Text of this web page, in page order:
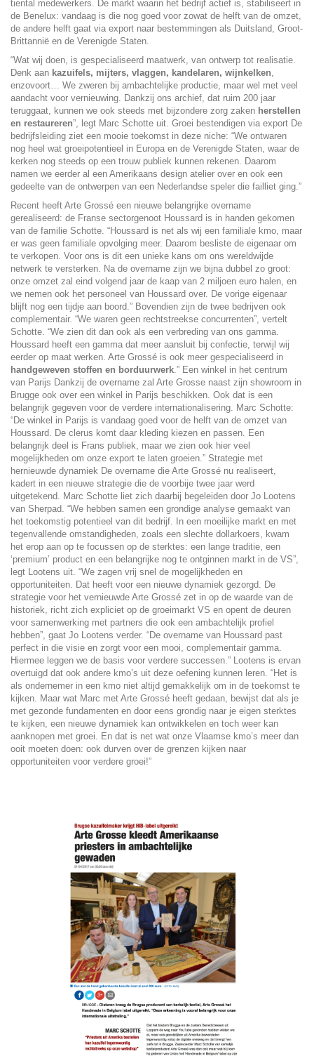
tiental medewerkers. De markt waarin het bedrijf actief is, stabiliseert in
de Benelux: vandaag is die nog goed voor zowat de helft van de omzet,
de andere helft gaat via export naar bestemmingen als Duitsland, Groot-
Brittannië en de Verenigde Staten.
“Wat wij doen, is gespecialiseerd maatwerk, van ontwerp tot realisatie.
Denk aan kazuifels, mijters, vlaggen, kandelaren, wijnkelken,
enzovoort… We zweren bij ambachtelijke productie, maar wel met veel
aandacht voor vernieuwing. Dankzij ons archief, dat ruim 200 jaar
teruggaat, kunnen we ook steeds met bijzondere zorg zaken herstellen
en restaureren”, legt Marc Schotte uit. Groei bestendigen via export De
bedrijfsleiding ziet een mooie toekomst in deze niche: “We ontwaren
nog heel wat groeipotentieel in Europa en de Verenigde Staten, waar de
kerken nog steeds op een trouw publiek kunnen rekenen. Daarom
namen we eerder al een Amerikaans design atelier over en ook een
gedeelte van de ontwerpen van een Nederlandse speler die failliet ging.”
Recent heeft Arte Grossé een nieuwe belangrijke overname
gerealiseerd: de Franse sectorgenoot Houssard is in handen gekomen
van de familie Schotte. “Houssard is net als wij een familiale kmo, maar
er was geen familiale opvolging meer. Daarom besliste de eigenaar om
te verkopen. Voor ons is dit een unieke kans om ons wereldwijde
netwerk te versterken. Na de overname zijn we bijna dubbel zo groot:
onze omzet zal eind volgend jaar de kaap van 2 miljoen euro halen, en
we nemen ook het personeel van Houssard over. De vorige eigenaar
blijft nog een tijdje aan boord.” Bovendien zijn de twee bedrijven ook
complementair. “We waren geen rechtstreekse concurrenten”, vertelt
Schotte. “We zien dit dan ook als een verbreding van ons gamma.
Houssard heeft een gamma dat meer aansluit bij confectie, terwijl wij
eerder op maat werken. Arte Grossé is ook meer gespecialiseerd in
handgeweven stoffen en borduurwerk.” Een winkel in het centrum
van Parijs Dankzij de overname zal Arte Grosse naast zijn showroom in
Brugge ook over een winkel in Parijs beschikken. Ook dat is een
belangrijk gegeven voor de verdere internationalisering. Marc Schotte:
“De winkel in Parijs is vandaag goed voor de helft van de omzet van
Houssard. De clerus komt daar kleding kiezen en passen. Een
belangrijk deel is Frans publiek, maar we zien ook hier veel
mogelijkheden om onze export te laten groeien.” Strategie met
hernieuwde dynamiek De overname die Arte Grossé nu realiseert,
kadert in een nieuwe strategie die de voorbije twee jaar werd
uitgetekend. Marc Schotte liet zich daarbij begeleiden door Jo Lootens
van Sherpad. “We hebben samen een grondige analyse gemaakt van
het toekomstig potentieel van dit bedrijf. In een moeilijke markt en met
tegenvallende omstandigheden, zoals een slechte dollarkoers, kwam
het erop aan op te focussen op de sterktes: een lange traditie, een
‘premium’ product en een belangrijke nog te ontginnen markt in de VS”,
legt Lootens uit. “We zagen vrij snel de mogelijkheden en
opportuniteiten. Dat heeft voor een nieuwe dynamiek gezorgd. De
strategie voor het vernieuwde Arte Grossé zet in op de waarde van de
historiek, richt zich expliciet op de groeimarkt VS en opent de deuren
voor samenwerking met partners die ook een ambachtelijk profiel
hebben”, gaat Jo Lootens verder. “De overname van Houssard past
perfect in die visie en zorgt voor een mooi, complementair gamma.
Hiermee leggen we de basis voor verdere successen.” Lootens is ervan
overtuigd dat ook andere kmo’s uit deze oefening kunnen leren. “Het is
als ondernemer in een kmo niet altijd gemakkelijk om in de toekomst te
kijken. Maar wat Marc met Arte Grossé heeft gedaan, bewijst dat als je
met gezonde fundamenten en door eens grondig naar je eigen sterktes
te kijken, een nieuwe dynamiek kan ontwikkelen en toch weer kan
aanknopen met groei. En dat is net wat onze Vlaamse kmo’s meer dan
ooit moeten doen: ook durven over de grenzen kijken naar
opportuniteiten voor verdere groei!”